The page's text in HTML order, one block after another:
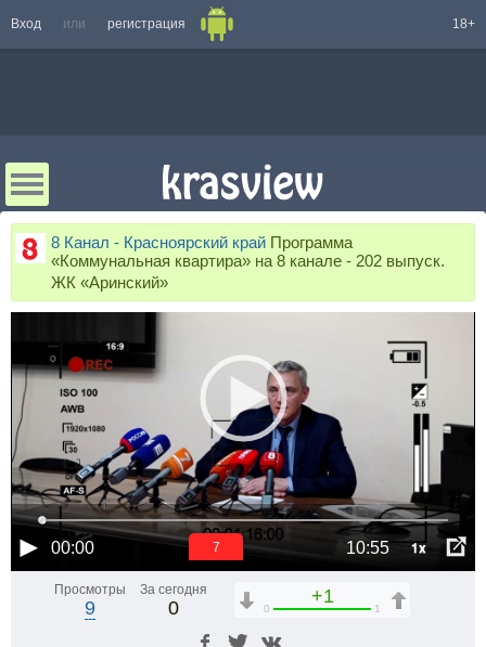
Вход или регистрация 18+
8 Канал - Красноярский край Программа
«Коммунальная квартира» на 8 канале - 202 выпуск.
ЖК «Аринский»
00:00 10:55 1x
7
Просмотры
9
За сегодня
0
+1
0 1